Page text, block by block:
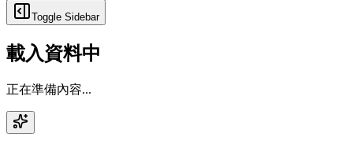
Toggle Sidebar
載入資料中
正在準備內容...